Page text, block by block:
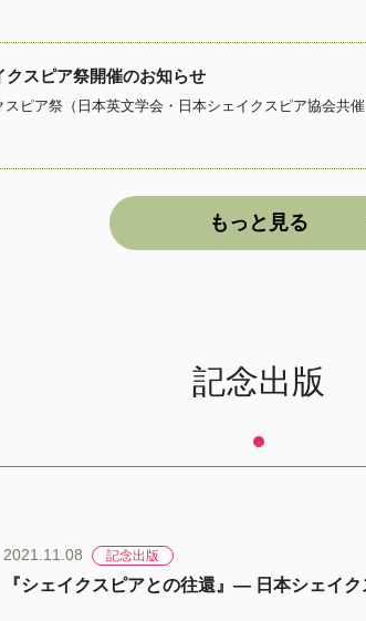
クスピア祭開催のお知らせ
もっと見る
記念出版
2021.11.08 記念出版
『シェイクスピアとの往還』― 日本シェイ